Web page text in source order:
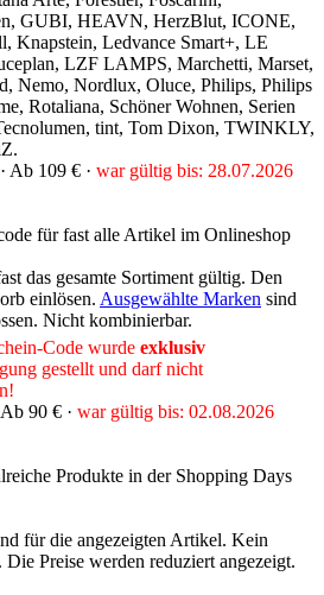
GUBI, HEAVN, HerzBlut, ICONE,
Knapstein, Ledvance Smart+, LE
LZF LAMPS, Marchetti, Marset,
Nemo, Nordlux, Oluce, Philips, Philips
Rotaliana, Schöner Wohnen, Serien
tint, Tom Dixon, TWINKLY,
Ab 109 € · war gültig bis: 28.07.2026
für fast alle Artikel im Onlineshop
das gesamte Sortiment gültig. Den
einlösen. Ausgewählte Marken sind
Nicht kombinierbar.
Code wurde exklusiv
gestellt und darf nicht
Ab 90 € · war gültig bis: 02.08.2026
Produkte in der Shopping Days
für die angezeigten Artikel. Kein
Preise werden reduziert angezeigt.